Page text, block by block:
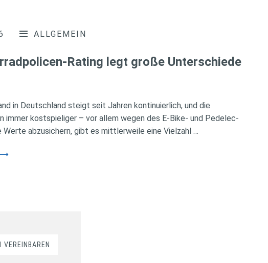
ALLGEMEIN
Rating legt große Unterschiede
in Deutschland steigt seit Jahren kontinuierlich, und die
immer kostspieliger – vor allem wegen des E-Bike- und Pedelec-
Werte abzusichern, gibt es mittlerweile eine Vielzahl …
VEREINBAREN